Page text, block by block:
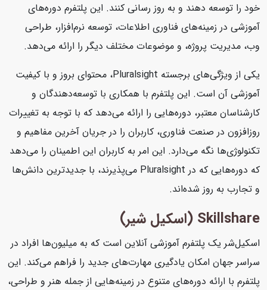
خود را توسعه دهند و به روز رسانی کنند. این پلتفرم دوره‌های
آموزشی در زمینه‌های فناوری اطلاعات، توسعه نرم‌افزار، طراحی
وب، مدیریت پروژه، و موضوعات مختلف دیگر را ارائه می‌دهد.
یکی از ویژگی‌های برجسته Pluralsight، محتوای بروز و با کیفیت
آموزشی آن است. این پلتفرم با همکاری با توسعه‌دهندگان و
کارشناسان معتبر، دوره‌هایی را ارائه می‌دهد که با توجه به تغییرات
روزافزون در صنعت فناوری، کاربران را در جریان آخرین مفاهیم و
تکنولوژی‌ها نگه می‌دارد. این امر به کاربران این اطمینان را می‌دهد
که دوره‌هایی که در Pluralsight می‌پذیرند، با جدیدترین دانش‌ها
و تجارب به روز شده‌اند.
Skillshare (اسکیل شیر)
اسکیل‌شر یک پلتفرم آموزشی آنلاین است که به میلیون‌ها افراد در
سراسر جهان امکان یادگیری مهارت‌های جدید را فراهم می‌کند. این
پلتفرم با ارائه دوره‌های متنوع در زمینه‌هایی از جمله هنر و طراحی،